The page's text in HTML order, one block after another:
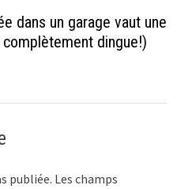
dans un garage vaut une
dingue!)
publiée. Les champs